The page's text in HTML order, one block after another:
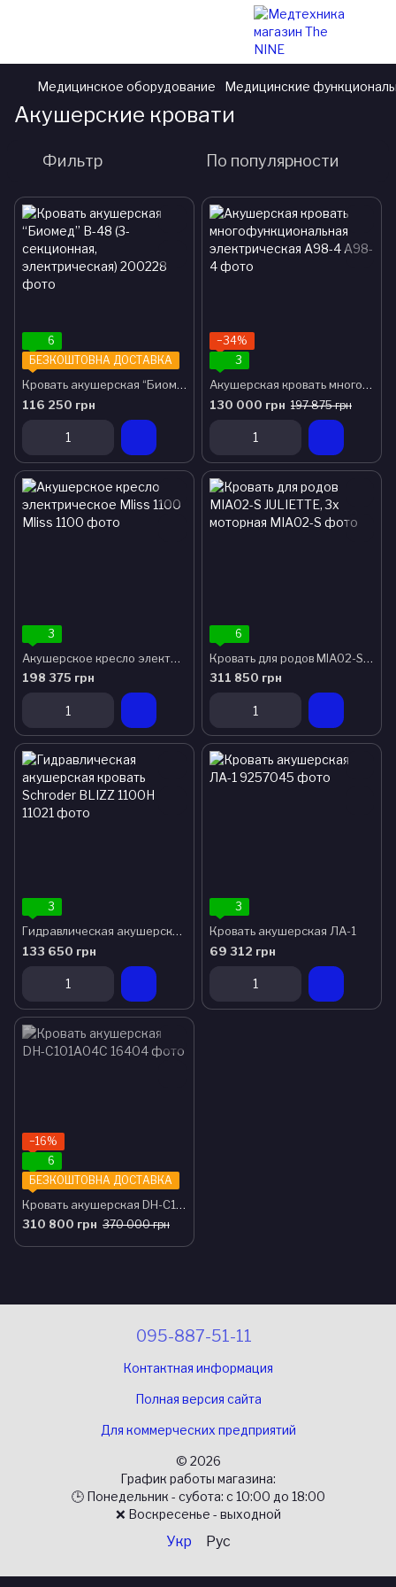
Медицинское оборудование Медицинские
Акушерские кровати
Фильтр По популярности
6
БЕЗКОШТОВНА ДОСТАВКА
Кровать акушерская “Биомед” B-48 (3-секционная, электрическая)
116 250 грн
−34%
3
Акушерская кровать многофункциональная электрическая A98-4
130 000 грн 197 875 грн
3
Акушерское кресло электрическое Mliss 1100
198 375 грн
6
Кровать для родов MIA02-S JULIETTE, 3х моторная
311 850 грн
3
Гидравлическая акушерская кровать Schroder BLIZZ 1100H
133 650 грн
3
Кровать акушерская ЛА-1
69 312 грн
−16%
6
БЕЗКОШТОВНА ДОСТАВКА
Кровать акушерская DH-C101A04С
310 800 грн 370 000 грн
095-887-51-11
Контактная информация
Полная версия сайта
Для коммерческих предприятий
© 2026
График работы магазина:
🕒 Понедельник - субота: с 10:00 до 18:00
❌ Воскресенье - выходной
Укр Рус